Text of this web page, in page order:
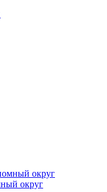
округ
округ